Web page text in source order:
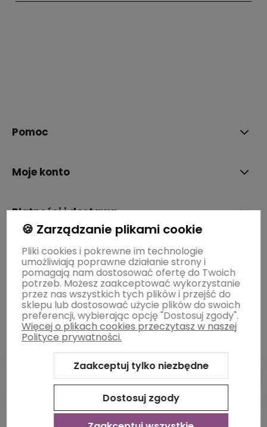
Pomoc
Moje konto
Płatności i dostawa
Informacje
O nas
Sklep internetowy Shoper Premium
Szablon Shoper Modern
3.0™od GrowCommerce
🍪 Zarządzanie plikami cookie
Pliki cookies i pokrewne im technologie
umożliwiają poprawne działanie strony i
pomagają nam dostosować ofertę do Twoich
potrzeb. Możesz zaakceptować wykorzystanie
przez nas wszystkich tych plików i przejść do
sklepu lub dostosować użycie plików do swoich
preferencji, wybierając opcję "Dostosuj zgody".
Więcej o plikach cookies przeczytasz w naszej
Polityce prywatności.
Zaakceptuj tylko niezbędne
Dostosuj zgody